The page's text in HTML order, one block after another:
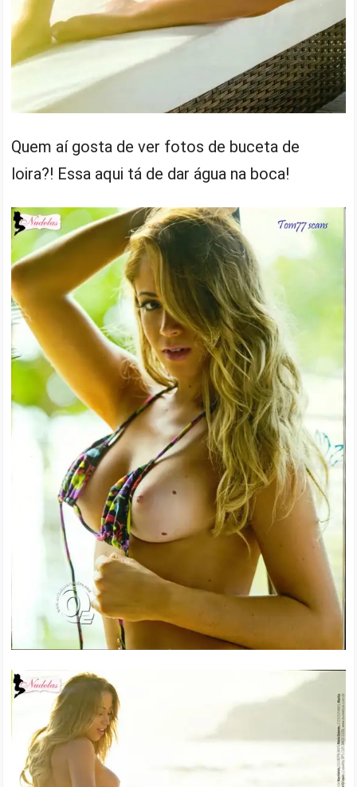
Quem aí gosta de ver fotos de buceta de
loira?! Essa aqui tá de dar água na boca!